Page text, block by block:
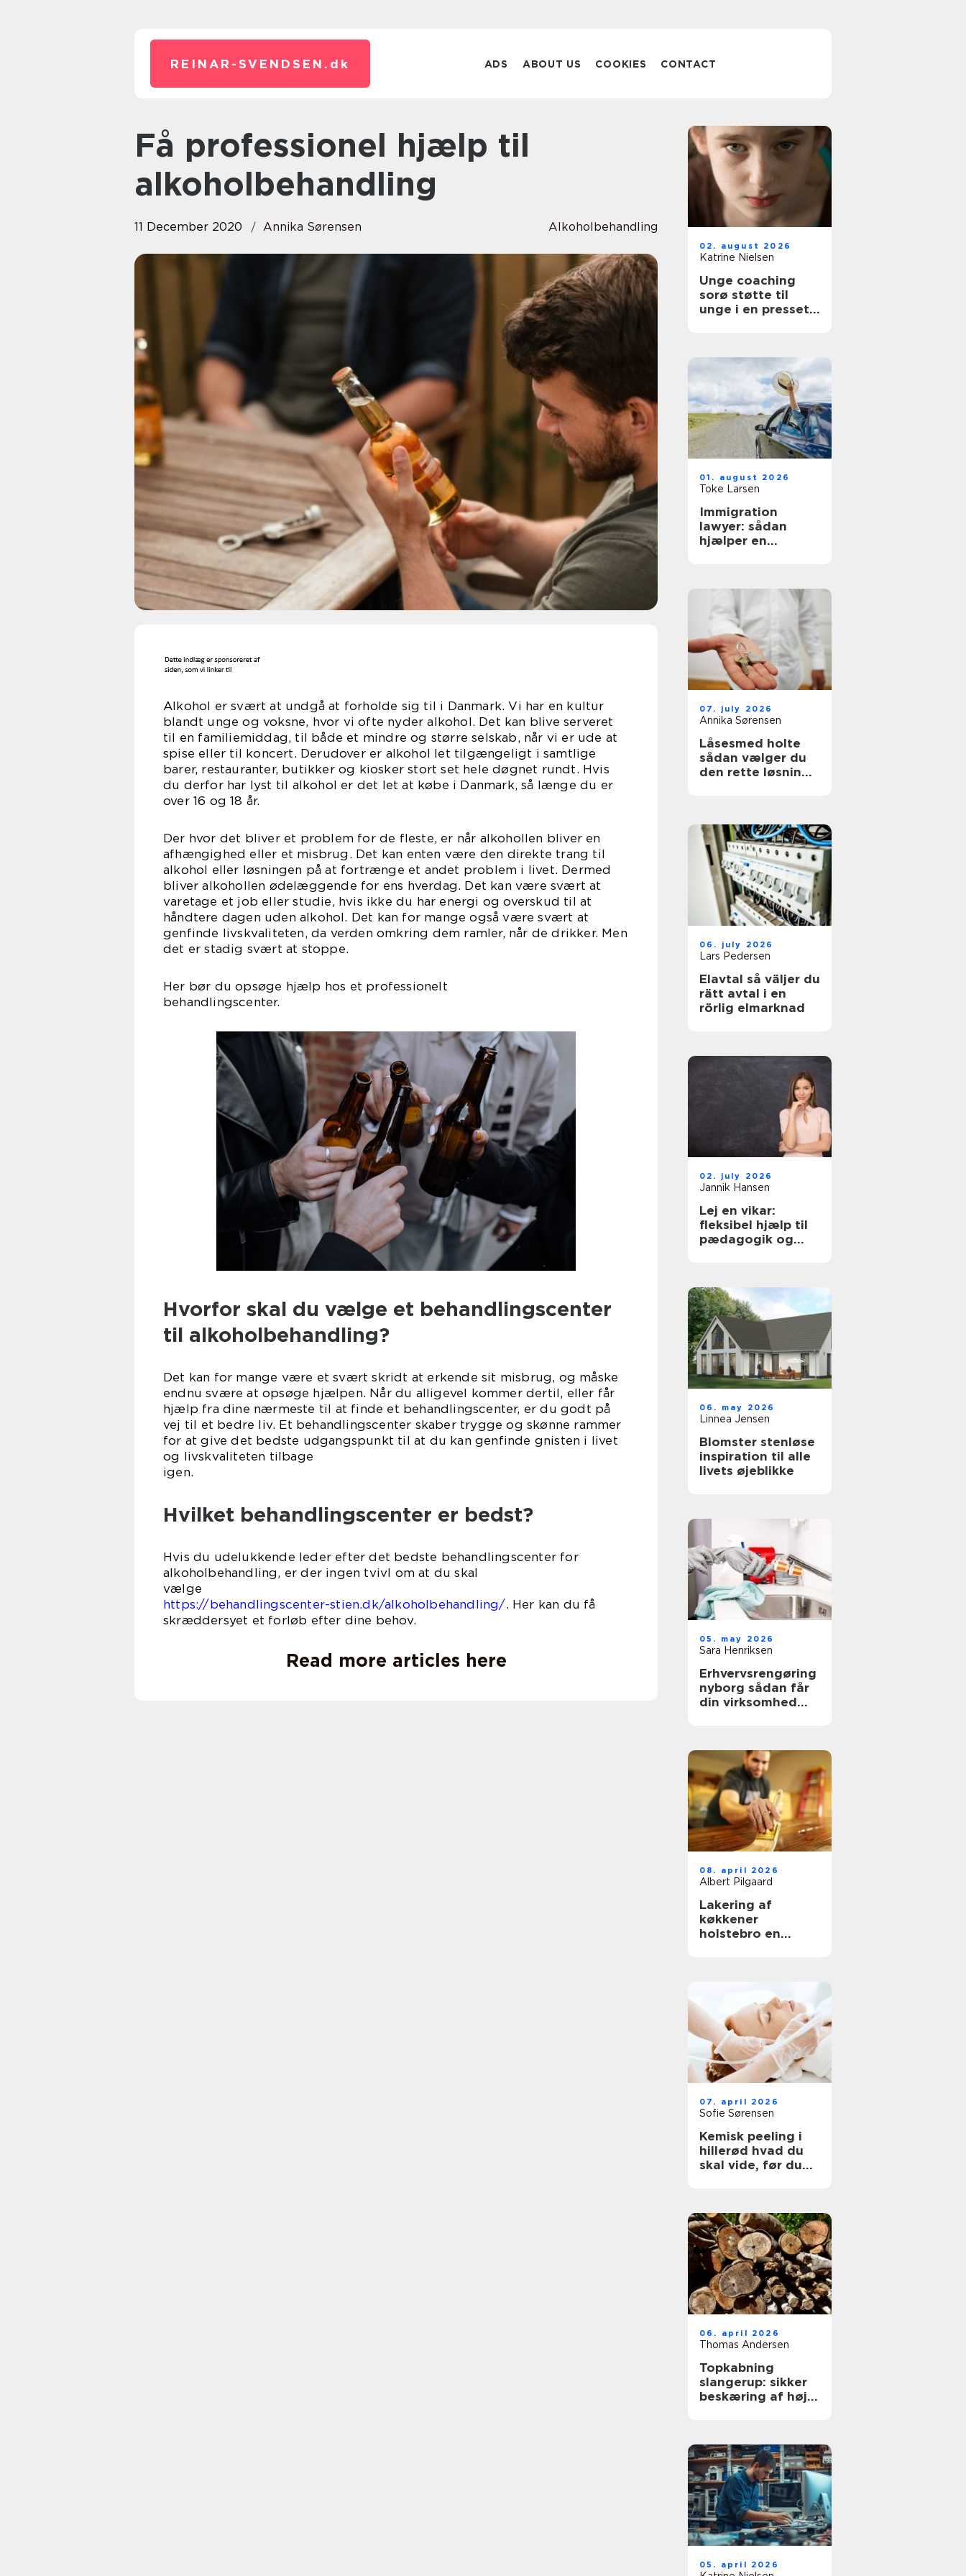
REINAR-SVENDSEN. dk ADS ABOUT US COOKIES CONTACT
Få professionel hjælp til
alkoholbehandling
11 December 2020 Annika Sørensen Alkoholbehandling
Alkohol er svært at undgå at forholde sig til i Danmark. Vi har en kultur
blandt unge og voksne, hvor vi ofte nyder alkohol. Det kan blive serveret
til en familiemiddag, til både et mindre og større selskab, når vi er ude at
spise eller til koncert. Derudover er alkohol let tilgængeligt i samtlige
barer, restauranter, butikker og kiosker stort set hele døgnet rundt. Hvis
du derfor har lyst til alkohol er det let at købe i Danmark, så længe du er
over 16 og 18 år.
Der hvor det bliver et problem for de fleste, er når alkohollen bliver en
afhængighed eller et misbrug. Det kan enten være den direkte trang til
alkohol eller løsningen på at fortrænge et andet problem i livet. Dermed
bliver alkohollen ødelæggende for ens hverdag. Det kan være svært at
varetage et job eller studie, hvis ikke du har energi og overskud til at
håndtere dagen uden alkohol. Det kan for mange også være svært at
genfinde livskvaliteten, da verden omkring dem ramler, når de drikker. Men
det er stadig svært at stoppe.
Her bør du opsøge hjælp hos et professionelt
behandlingscenter.
Hvorfor skal du vælge et behandlingscenter
til alkoholbehandling?
Det kan for mange være et svært skridt at erkende sit misbrug, og måske
endnu svære at opsøge hjælpen. Når du alligevel kommer dertil, eller får
hjælp fra dine nærmeste til at finde et behandlingscenter, er du godt på
vej til et bedre liv. Et behandlingscenter skaber trygge og skønne rammer
for at give det bedste udgangspunkt til at du kan genfinde gnisten i livet
og livskvaliteten tilbage
igen.
Hvilket behandlingscenter er bedst?
Hvis du udelukkende leder efter det bedste behandlingscenter for
alkoholbehandling, er der ingen tvivl om at du skal
vælge
https://behandlingscenter-stien.dk/alkoholbehandling/. Her kan du få
skræddersyet et forløb efter dine behov.
Read more articles here
02. august 2026
Katrine Nielsen
Unge coaching
sorø støtte til
unge i en presset
01. august 2026
Toke Larsen
Immigration
lawyer: sådan
hjælper en
07. july 2026
Annika Sørensen
Låsesmed holte
sådan vælger du
den rette løsning
06. july 2026
Lars Pedersen
Elavtal så väljer du
rätt avtal i en
rörlig elmarknad
02. july 2026
Jannik Hansen
Lej en vikar:
fleksibel hjælp til
pædagogik og
06. may 2026
Linnea Jensen
Blomster stenløse
inspiration til alle
livets øjeblikke
05. may 2026
Sara Henriksen
Erhvervsrengøring
nyborg sådan får
din virksomhed
08. april 2026
Albert Pilgaard
Lakering af
køkkener
holstebro en
07. april 2026
Sofie Sørensen
Kemisk peeling i
hillerød hvad du
skal vide, før du
06. april 2026
Thomas Andersen
Topkabning
slangerup: sikker
beskæring af høje
05. april 2026